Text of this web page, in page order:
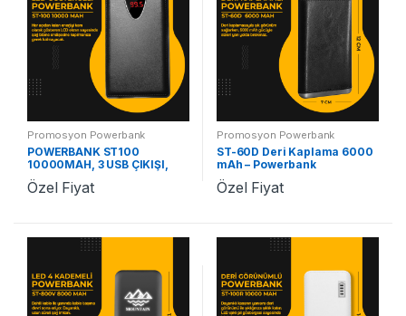
Promosyon Powerbank
POWERBANK ST100
10000MAH, 3 USB ÇIKIŞI,
LCD EKRAN
Özel Fiyat
Promosyon Powerbank
ST-60D Deri Kaplama 6000
mAh – Powerbank
Özel Fiyat